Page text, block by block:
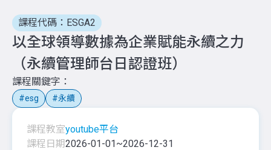
課程代碼：ESGA2
以全球領導數據為企業賦能永續之力
（永續管理師台日認證班）
課程關鍵字
esg 永續
課程教室youtube平台
課程日期2026-01-01~2026-12-31